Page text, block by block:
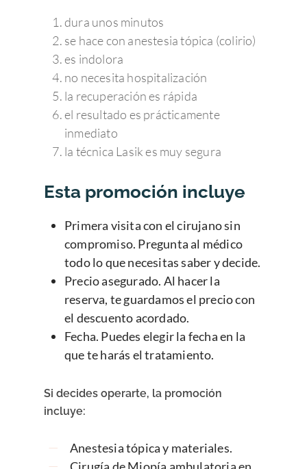
dura unos minutos
se hace con anestesia tópica (colirio)
es indolora
no necesita hospitalización
la recuperación es rápida
el resultado es prácticamente
inmediato
la técnica Lasik es muy segura
Esta promoción incluye
Primera visita con el cirujano sin
compromiso. Pregunta al médico
todo lo que necesitas saber y decide.
Precio asegurado. Al hacer la
reserva, te guardamos el precio con
el descuento acordado.
Fecha. Puedes elegir la fecha en la
que te harás el tratamiento.
Si decides operarte, la promoción
incluye:
Anestesia tópica y materiales.